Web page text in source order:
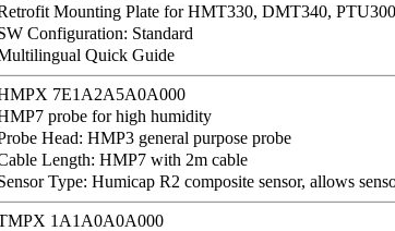
Mounting Plate for HMT330, DMT340,
Configuration: Standard
Quick Guide
7E1A2A5A0A000
probe for high humidity
Head: HMP3 general purpose probe
Length: HMP7 with 2m cable
Type: Humicap R2 composite sensor, allows
1A1A0A0A000